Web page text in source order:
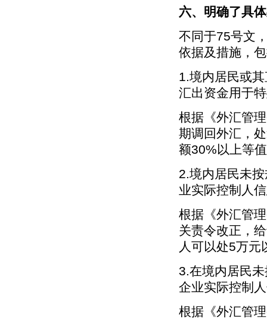
六、明确了具
不同于75号文
依据及措施，
1.境内居民或
汇出资金用于
根据《外汇管
期调回外汇，
额30%以上等
2.境内居民未
业实际控制人
根据《外汇管
关责令改正，
人可以处5万元
3.在境内居民
企业实际控制
根据《外汇管